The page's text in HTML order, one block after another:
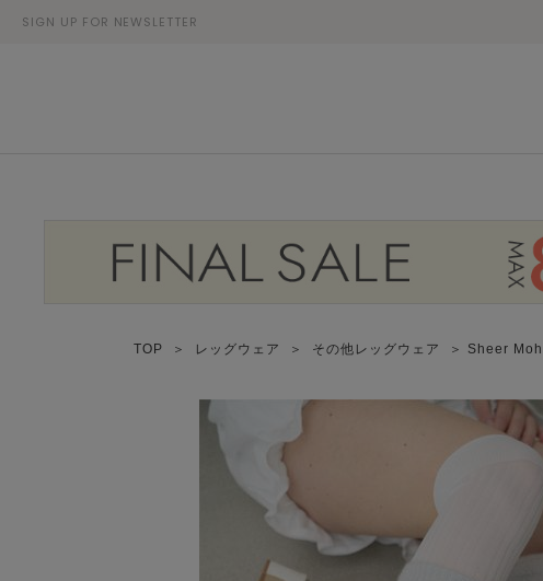
SIGN UP FOR NEWSLETTER
TOP ＞ レッグウェア ＞ その他レッグウェア ＞ Sheer